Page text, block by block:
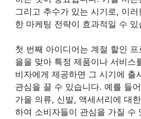
그리고 추수가 있는 시기로, 이
한 마케팅 전략이 효과적일 수 있
첫 번째 아이디어는 계절 할인
을을 맞아 특정 제품이나 서비스
비자에게 제공하면 그 시기에 출
관심을 끌 수 있습니다. 예를 들
가을 의류, 신발, 액세서리에 대
하여 소비자들이 관심을 가질 수